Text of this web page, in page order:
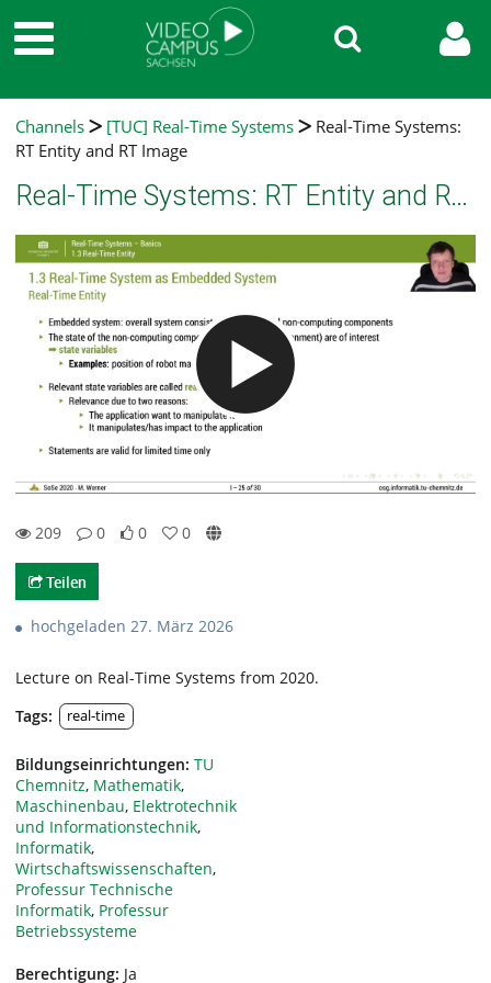
Channels [TUC] Real-Time Systems
Real-Time Systems:
RT Entity and RT Image
Real-Time Systems: RT Entity and RT Image
209
0
0
0
Teilen
hochgeladen 27. März 2026
Lecture on Real-Time Systems from 2020.
Tags:
real-time
Bildungseinrichtungen: TU
Chemnitz, Mathematik,
Maschinenbau, Elektrotechnik
und Informationstechnik,
Informatik,
Wirtschaftswissenschaften,
Professur Technische
Informatik, Professur
Betriebssysteme
Berechtigung: Ja